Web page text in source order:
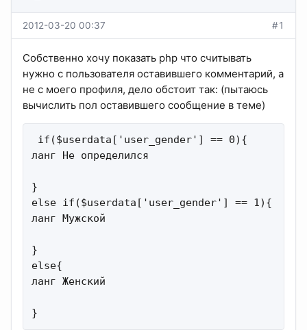
2012-03-20 00:37 #1
Собственно хочу показать php что считывать
нужно с пользователя оставившего комментарий, а
не с моего профиля, дело обстоит так: (пытаюсь
вычислить пол оставившего сообщение в теме)
if($userdata['user_gender'] == 0){
ланг Не определился
}
else if($userdata['user_gender'] == 1){
ланг Мужской
}
else{
ланг Женский
}